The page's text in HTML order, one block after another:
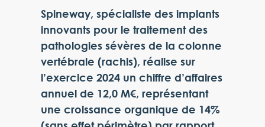
Spineway, spécialiste des implants
innovants pour le traitement des
pathologies sévères de la colonne
vertébrale (rachis), réalise sur
l’exercice 2024 un chiffre d’affaires
annuel de 12,0 M€, représentant
une croissance organique de 14%